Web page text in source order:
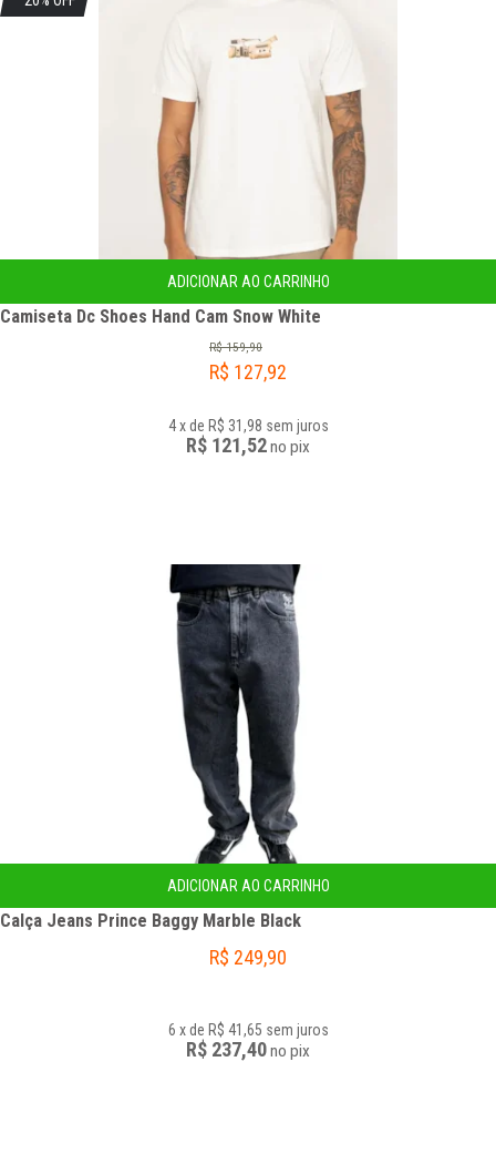
ADICIONAR AO CARRINHO
Camiseta Dc Shoes Hand Cam Snow White
R$ 159,90
R$ 127,92
4 x de R$ 31,98 sem juros
R$ 121,52no pix
ADICIONAR AO CARRINHO
Calça Jeans Prince Baggy Marble Black
R$ 249,90
6 x de R$ 41,65 sem juros
R$ 237,40no pix